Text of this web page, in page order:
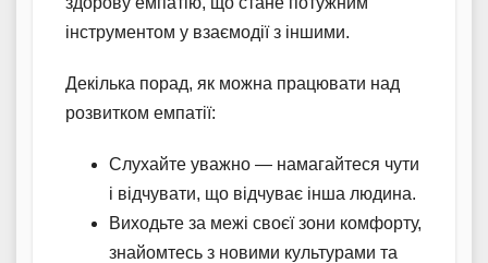
інструментом у взаємодії з іншими.
Декілька порад, як можна працювати над
розвитком емпатії:
Слухайте уважно — намагайтеся чути
і відчувати, що відчуває інша людина.
Виходьте за межі своєї зони комфорту,
знайомтесь з новими культурами та